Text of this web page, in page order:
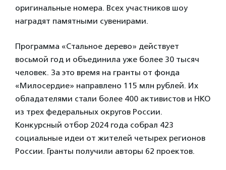
оригинальные номера. Всех участников шоу
наградят памятными сувенирами.
Программа «Стальное дерево» действует
восьмой год и объединила уже более 30 тысяч
человек. За это время на гранты от фонда
«Милосердие» направлено 115 млн рублей. Их
обладателями стали более 400 активистов и НКО
из трех федеральных округов России.
Конкурсный отбор 2024 года собрал 423
социальные идеи от жителей четырех регионов
России. Гранты получили авторы 62 проектов.